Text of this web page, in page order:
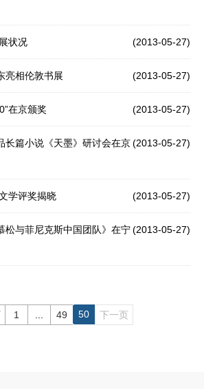
(2013-05-27)
状况
(2013-05-27)
亮相伦敦书展
(2013-05-27)
在京颁奖
(2013-05-27)
长篇小说《天墨》研讨会在京
(2013-05-27)
学评奖揭晓
(2013-05-27)
松与菲尼克斯中国团队》在宁
1 49 50 下一页